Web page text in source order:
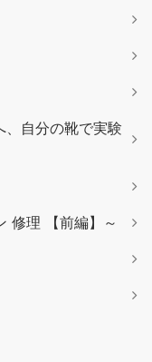
自分の靴で実験
修理 【前編】～